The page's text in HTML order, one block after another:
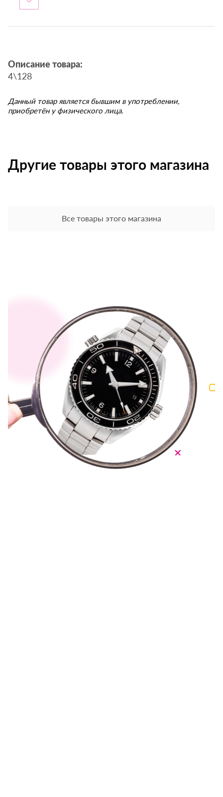
Описание товара:
4\128
Данный товар является бывшим в употреблении,
приобретён у физического лица.
Другие товары этого магазина
Все товары этого магазина